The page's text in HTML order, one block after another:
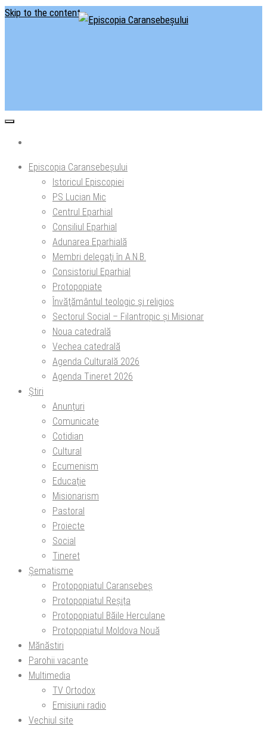
Skip to the content
Episcopia Caransebeșului
Istoricul Episcopiei
PS Lucian Mic
Centrul Eparhial
Consiliul Eparhial
Adunarea Eparhială
Membri delegaţi în A.N.B.
Consistoriul Eparhial
Protopopiate
Învăţământul teologic şi religios
Sectorul Social – Filantropic și Misionar
Noua catedrală
Vechea catedrală
Agenda Culturală 2026
Agenda Tineret 2026
Știri
Anunțuri
Comunicate
Cotidian
Cultural
Ecumenism
Educație
Misionarism
Pastoral
Proiecte
Social
Tineret
Șematisme
Protopopiatul Caransebeș
Protopopiatul Reșița
Protopopiatul Băile Herculane
Protopopiatul Moldova Nouă
Mănăstiri
Parohii vacante
Multimedia
TV Ortodox
Emisiuni radio
Vechiul site